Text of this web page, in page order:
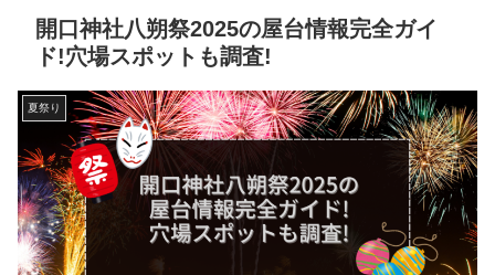
開口神社八朔祭2025の屋台情報完全ガイ
ド!穴場スポットも調査!
夏祭り